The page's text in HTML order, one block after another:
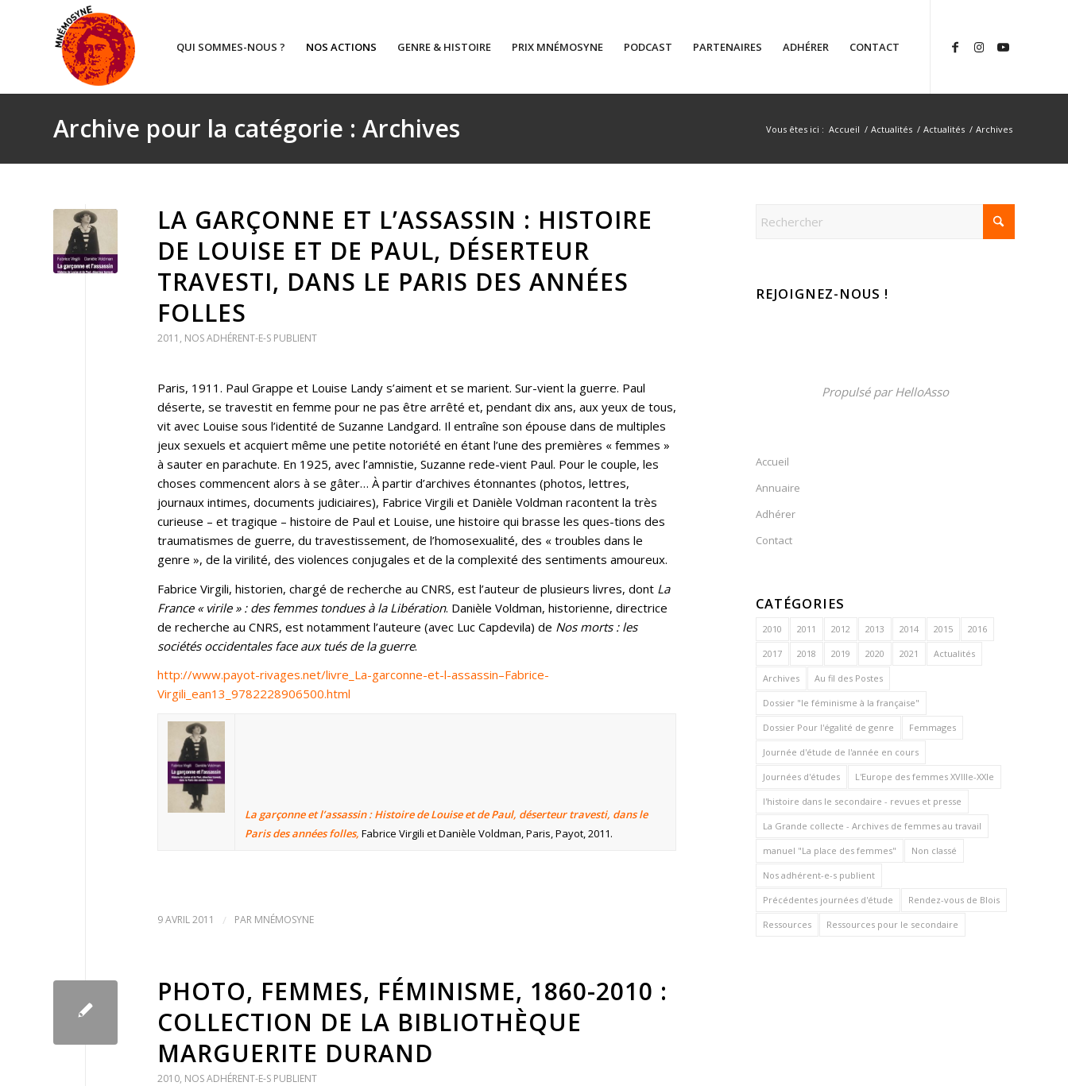
QUI SOMMES-NOUS ? NOS ACTIONS GENRE & HISTOIRE PRIX MNÉMOSYNE PODCAST PARTENAIRES ADHÉRER CONTACT
Archive pour la catégorie : Archives Vous êtes ici : Accueil / Actualités / Actualités / Archives
LA GARÇONNE ET L’ASSASSIN : HISTOIRE
DE LOUISE ET DE PAUL, DÉSERTEUR
TRAVESTI, DANS LE PARIS DES ANNÉES
FOLLES
2011 , NOS ADHÉRENT-E-S PUBLIENT
Paris, 1911. Paul Grappe et Louise Landy s’aiment et se marient. Sur-vient la guerre. Paul
déserte, se travestit en femme pour ne pas être arrêté et, pendant dix ans, aux yeux de tous,
vit avec Louise sous l’identité de Suzanne Landgard. Il entraîne son épouse dans de multiples
jeux sexuels et acquiert même une petite notoriété en étant l’une des premières « femmes »
à sauter en parachute. En 1925, avec l’amnistie, Suzanne rede-vient Paul. Pour le couple, les
choses commencent alors à se gâter… À partir d’archives étonnantes (photos, lettres,
journaux intimes, documents judiciaires), Fabrice Virgili et Danièle Voldman racontent la très
curieuse – et tragique – histoire de Paul et Louise, une histoire qui brasse les ques-tions des
traumatismes de guerre, du travestissement, de l’homosexualité, des « troubles dans le
genre », de la virilité, des violences conjugales et de la complexité des sentiments amoureux.
Fabrice Virgili, historien, chargé de recherche au CNRS, est l’auteur de plusieurs livres, dont La
France « virile » : des femmes tondues à la Libération. Danièle Voldman, historienne, directrice
de recherche au CNRS, est notamment l’auteure (avec Luc Capdevila) de Nos morts : les
sociétés occidentales face aux tués de la guerre.
http://www.payot-rivages.net/livre_La-garconne-et-l-assassin–Fabrice-
Virgili_ean13_9782228906500.html
La garçonne et l’assassin : Histoire de Louise et de Paul, déserteur travesti, dans le
Paris des années folles, Fabrice Virgili et Danièle Voldman, Paris, Payot, 2011.
9 AVRIL 2011 / PAR MNÉMOSYNE
PHOTO, FEMMES, FÉMINISME, 1860-2010 :
COLLECTION DE LA BIBLIOTHÈQUE
MARGUERITE DURAND
2010, NOS ADHÉRENT-E-S PUBLIENT
REJOIGNEZ-NOUS !
Propulsé par HelloAsso
Accueil
Annuaire
Adhérer
Contact
CATÉGORIES
2010 2011 2012 2013 2014 2015 2016
2017 2018 2019 2020 2021 Actualités
Archives Au fil des Postes
Dossier "le féminisme à la française"
Dossier Pour l'égalité de genre Femmages
Journée d'étude de l'année en cours
Journées d'études L'Europe des femmes XVIIIe-XXIe
l'histoire dans le secondaire - revues et presse
La Grande collecte - Archives de femmes au travail
manuel "La place des femmes" Non classé
Nos adhérent-e-s publient
Précédentes journées d'étude Rendez-vous de Blois
Ressources Ressources pour le secondaire